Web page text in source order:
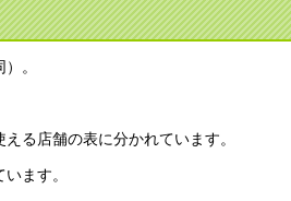
。
る店舗の表に分かれています。
ます。